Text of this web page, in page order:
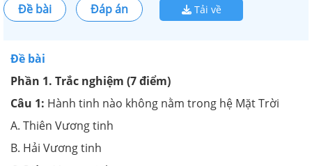
Đề bài Đáp án Tải về
Đề bài
Phần 1. Trắc nghiệm (7 điểm)
Câu 1: Hành tinh nào không nằm trong hệ Mặt Trời
A. Thiên Vương tinh
B. Hải Vương tinh